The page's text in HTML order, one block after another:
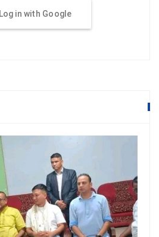
Log in with Google